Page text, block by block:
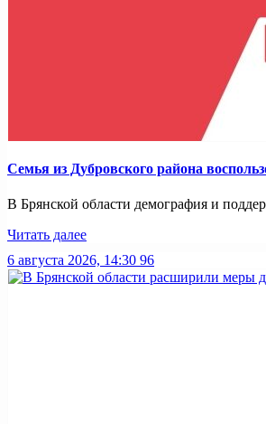
Семья из Дубровского района
В Брянской области демография и
Читать далее
6 августа 2026, 14:30 96